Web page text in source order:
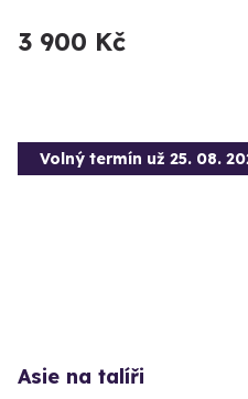
3 900 Kč
Volný termín už 25. 08.
Asie na talíři